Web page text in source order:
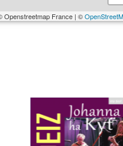
France | ©